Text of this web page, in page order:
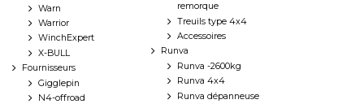
Warn
Warrior
WinchExpert
X-BULL
Fournisseurs
Gigglepin
N4-offroad
remorque
Treuils type 4x4
Accessoires
Runva
Runva -2600kg
Runva 4x4
Runva dépanneuse